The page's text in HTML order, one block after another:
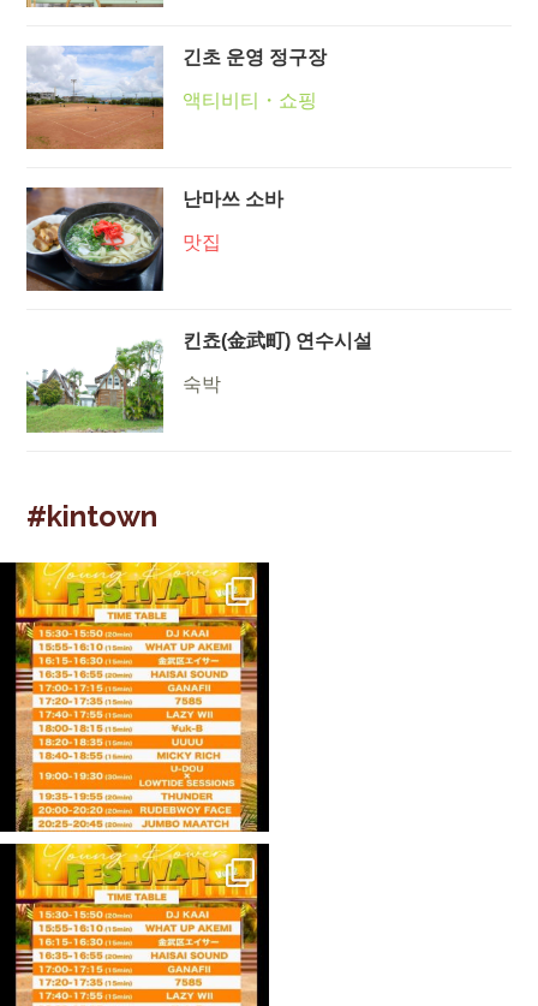
긴초 운영 정구장
액티비티・쇼핑
난마쓰 소바
맛집
킨쵸(金武町) 연수시설
숙박
#kintown